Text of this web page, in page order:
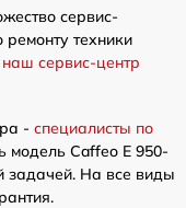
сервис-
техники
наш сервис-центр
- специалисты по
модель Caffeo E 950-
задачей. На все виды